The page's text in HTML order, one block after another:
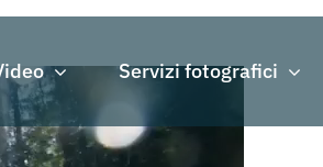
Servizi fotografici